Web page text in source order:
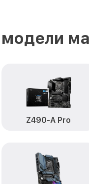
Z490-A Pro